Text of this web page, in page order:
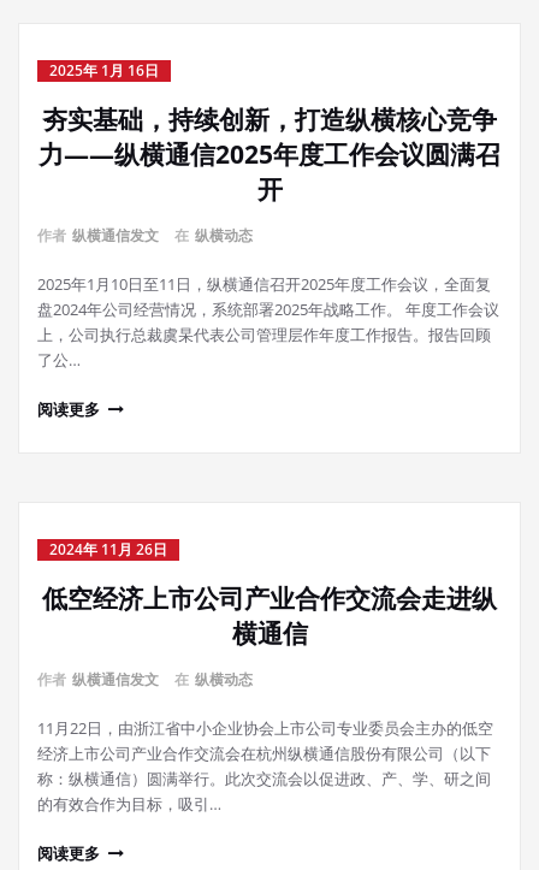
2025年 1月 16日
夯实基础，持续创新，打造纵横核心竞争
力——纵横通信2025年度工作会议圆满召
开
作者 纵横通信发文 在 纵横动态
2025年1月10日至11日，纵横通信召开2025年度工作会议，全面复
盘2024年公司经营情况，系统部署2025年战略工作。 年度工作会议
上，公司执行总裁虞杲代表公司管理层作年度工作报告。报告回顾
了公…
阅读更多
2024年 11月 26日
低空经济上市公司产业合作交流会走进纵
横通信
作者 纵横通信发文 在 纵横动态
11月22日，由浙江省中小企业协会上市公司专业委员会主办的低空
经济上市公司产业合作交流会在杭州纵横通信股份有限公司（以下
称：纵横通信）圆满举行。此次交流会以促进政、产、学、研之间
的有效合作为目标，吸引…
阅读更多